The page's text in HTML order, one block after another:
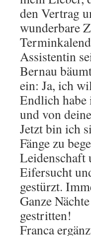
den Vertrag
wunderbare
Assistentin
Bernau
ein: Ja, ich
Endlich
und von
Jetzt bin ich
Fänge zu
Leidenschaft
Eifersucht
gestürzt.
Ganze
gestritten!
Franca